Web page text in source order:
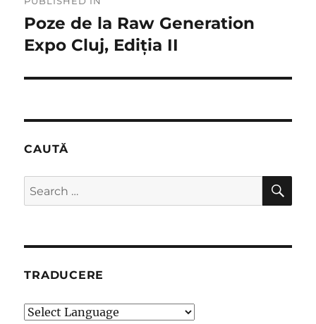
navigation
Poze de la Raw Generation
Expo Cluj, Ediția II
CAUTĂ
Search
for:
TRADUCERE